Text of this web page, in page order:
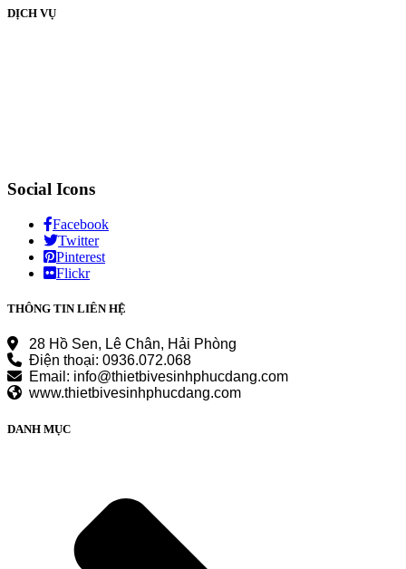
DỊCH VỤ
Social Icons
Facebook
Twitter
Pinterest
Flickr
THÔNG TIN LIÊN HỆ
28 Hồ Sen, Lê Chân, Hải Phòng
Điện thoại: 0936.072.068
Email: info@thietbivesinhphucdang.com
www.thietbivesinhphucdang.com
DANH MỤC